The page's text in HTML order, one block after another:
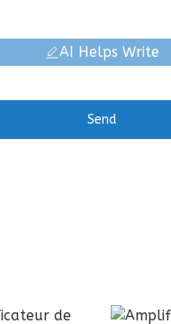
AI Helps Write
Send